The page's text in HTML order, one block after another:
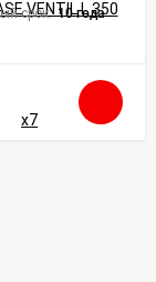
срок: 10 года